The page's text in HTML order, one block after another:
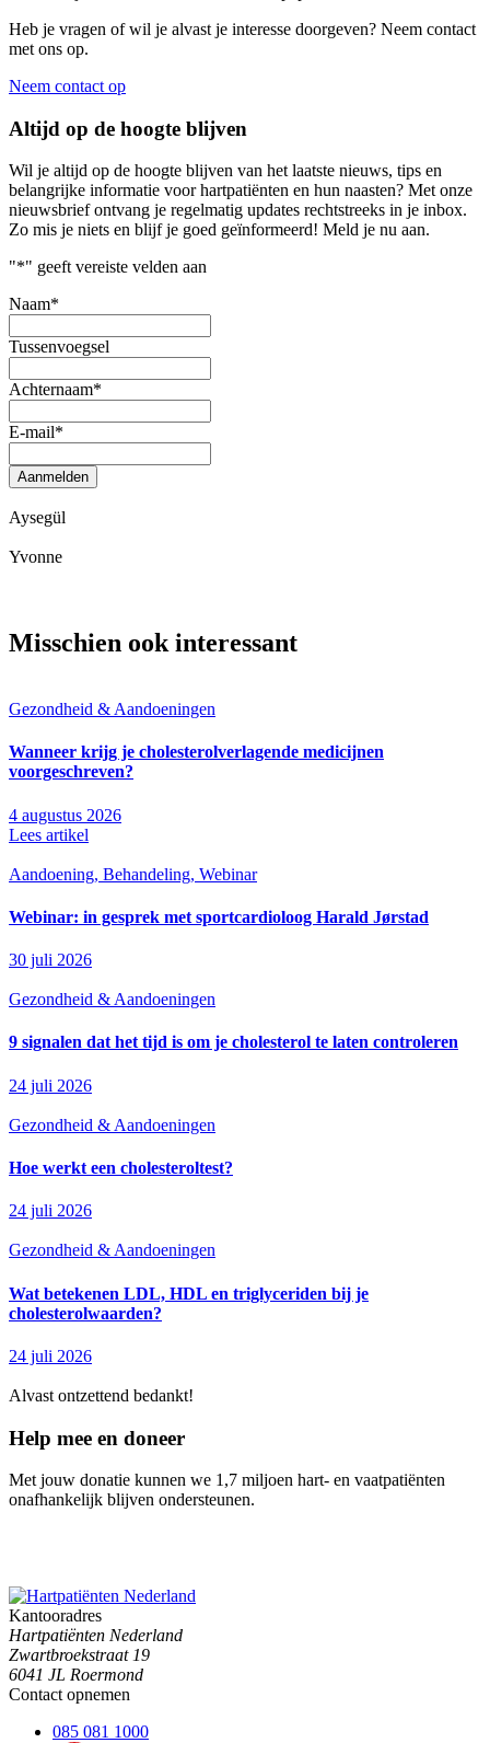
Heb je vragen of wil je alvast je interesse doorgeven? Neem contact
met ons op.
Neem contact op
Altijd op de hoogte blijven
Wil je altijd op de hoogte blijven van het laatste nieuws, tips en
belangrijke informatie voor hartpatiënten en hun naasten? Met onze
nieuwsbrief ontvang je regelmatig updates rechtstreeks in je inbox.
Zo mis je niets en blijf je goed geïnformeerd! Meld je nu aan.
"*" geeft vereiste velden aan
Naam*
Tussenvoegsel
Achternaam*
E-mail*
Aanmelden
Aysegül
Yvonne
Misschien ook interessant
Gezondheid & Aandoeningen
Wanneer krijg je cholesterolverlagende medicijnen
voorgeschreven?
4 augustus 2026
Lees artikel
Aandoening, Behandeling, Webinar
Webinar: in gesprek met sportcardioloog Harald Jørstad
30 juli 2026
Gezondheid & Aandoeningen
9 signalen dat het tijd is om je cholesterol te laten controleren
24 juli 2026
Gezondheid & Aandoeningen
Hoe werkt een cholesteroltest?
24 juli 2026
Gezondheid & Aandoeningen
Wat betekenen LDL, HDL en triglyceriden bij je
cholesterolwaarden?
24 juli 2026
Alvast ontzettend bedankt!
Help mee en doneer
Met jouw donatie kunnen we 1,7 miljoen hart- en vaatpatiënten
onafhankelijk blijven ondersteunen.
Kantooradres
Hartpatiënten Nederland
Zwartbroekstraat 19
6041 JL Roermond
Contact opnemen
085 081 1000